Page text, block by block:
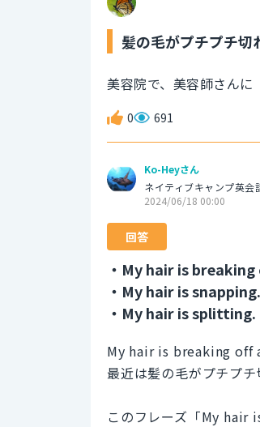
髪の毛がプチプチ切
美容院で、美容師さんに
0 691
Ko-Heyさん
ネイティブキャンプ英会
2024/06/18 00:00
回答
・My hair is breaking
・My hair is snapping.
・My hair is splitting.
My hair is breaking off
最近は髪の毛がプチプチ
このフレーズ「My hair